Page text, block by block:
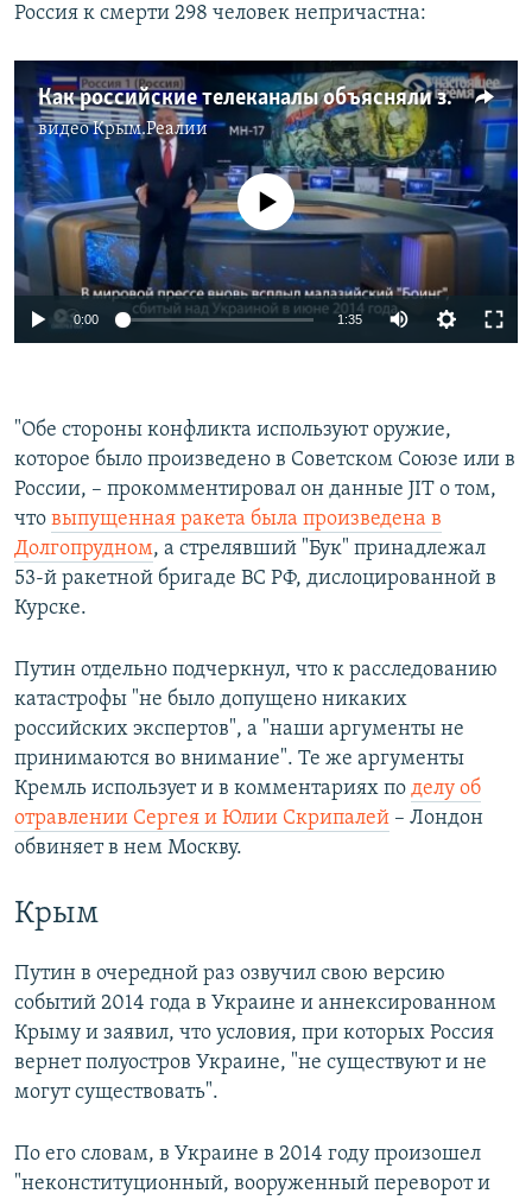
Россия к смерти 298 человек непричастна:
Как российские телеканалы объясняли зрителю новое расследование о сбитом "Боинге"
видеоКрым.Реалии
No media source currently available
0:00 1:35
"Обе стороны конфликта используют оружие,
которое было произведено в Советском Союзе или в
России, – прокомментировал он данные JIT о том,
что выпущенная ракета была произведена в
Долгопрудном, а стрелявший "Бук" принадлежал
53-й ракетной бригаде ВС РФ, дислоцированной в
Курске.
Путин отдельно подчеркнул, что к расследованию
катастрофы "не было допущено никаких
российских экспертов", а "наши аргументы не
принимаются во внимание". Те же аргументы
Кремль использует и в комментариях по делу об
отравлении Сергея и Юлии Скрипалей – Лондон
обвиняет в нем Москву.
Крым
Путин в очередной раз озвучил свою версию
событий 2014 года в Украине и аннексированном
Крыму и заявил, что условия, при которых Россия
вернет полуостров Украине, "не существуют и не
могут существовать".
По его словам, в Украине в 2014 году произошел
"неконституционный, вооруженный переворот и